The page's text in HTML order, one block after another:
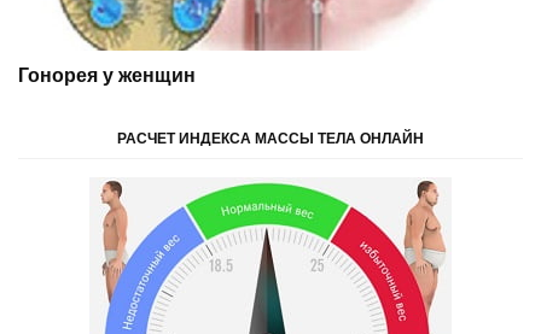
Гонорея у женщин
РАСЧЕТ ИНДЕКСА МАССЫ ТЕЛА ОНЛАЙН